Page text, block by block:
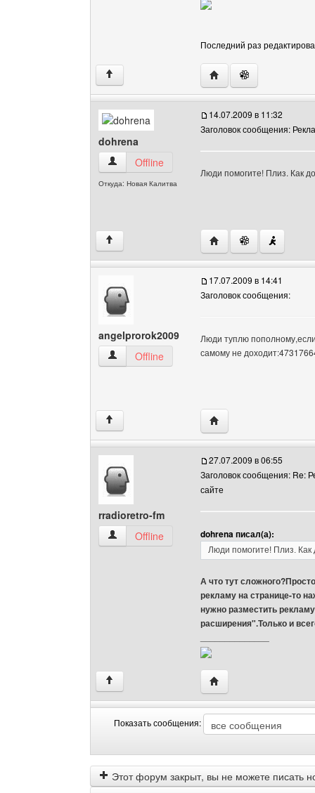
Последний раз
↑ Посетить сайт
dohrena
dohrena Посмотреть профиль
Offline
Откуда: Новая Калитва
14.07.2009 в 11:32
Заголовок сообщения:
Люди помогите! Плиз. Как
↑ Посетить сайт
angelprorok2009
angelprorok2009 Посмотреть профиль
Offline
17.07.2009 в 14:41
Заголовок сообщения:
Люди туплю
самому не
↑ Посетить сайт
rradioretro-fm
rradioretro-fm Посмотреть профиль
Offline
27.07.2009 в 06:55
Заголовок сообщения: Re:
сайте
dohrena писал(а):
Люди помогите! Плиз. Как
А что тут
рекламу на странице-то
нужно разместить
расширения".Только и
↑ Посетить сайт
Показать сообщения:
сообщения
by
Этот форум закрыт, вы не можете писать